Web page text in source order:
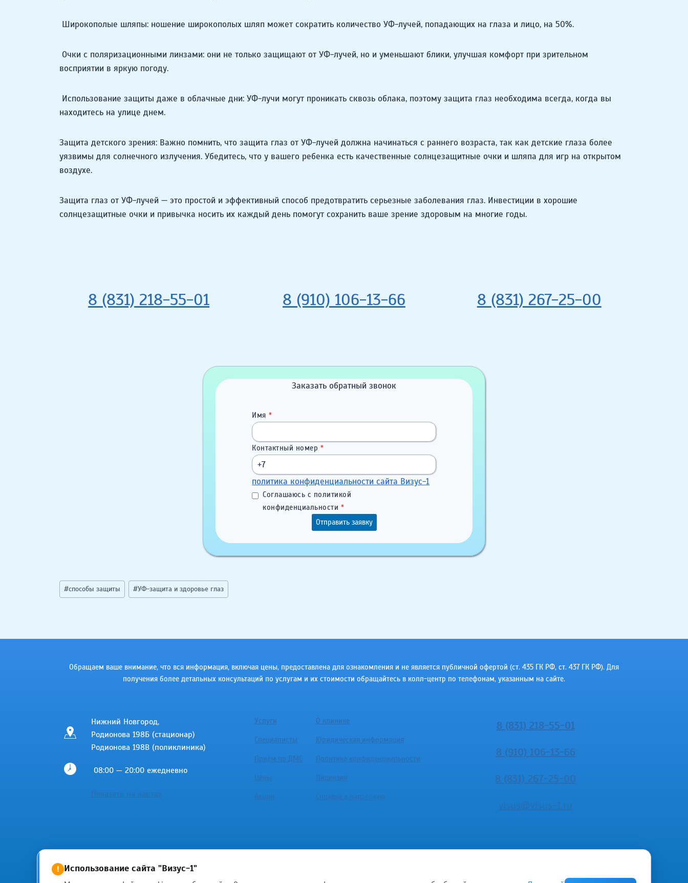
Широкополые шляпы: ношение широкополых шляп может сократить количество УФ-лучей, попадающих на глаза и лицо, на 50%.
Очки с поляризационными линзами: они не только защищают от УФ-лучей, но и уменьшают блики, улучшая комфорт при зрительном
восприятии в яркую погоду.
Использование защиты даже в облачные дни: УФ-лучи могут проникать сквозь облака, поэтому защита глаз необходима всегда, когда вы
находитесь на улице днем.
Защита детского зрения: Важно помнить, что защита глаз от УФ-лучей должна начинаться с раннего возраста, так как детские глаза более
уязвимы для солнечного излучения. Убедитесь, что у вашего ребенка есть качественные солнцезащитные очки и шляпа для игр на открытом
воздухе.
Защита глаз от УФ-лучей — это простой и эффективный способ предотвратить серьезные заболевания глаз. Инвестиции в хорошие
солнцезащитные очки и привычка носить их каждый день помогут сохранить ваше зрение здоровым на многие годы.
8 (831) 218-55-01 8 (910) 106-13-66 8 (831) 267-25-00
Заказать обратный звонок
Имя *
Контактный номер *
политика конфиденциальности сайта Визус-1
Соглашаюсь с политикой
конфиденциальности *
Отправить заявку
Метки
записи:
#способы защиты #УФ-защита и здоровье глаз
Обращаем ваше внимание, что вся информация, включая цены, предоставлена для ознакомления и не является публичной офертой (ст. 435 ГК РФ, cт. 437 ГК РФ). Для
получения более детальных консультаций по услугам и их стоимости обращайтесь в колл-центр по телефонам, указанным на сайте.
Нижний Новгород,
Родионова 198Б (стационар)
Родионова 198В (поликлиника)
08:00 — 20:00 ежедневно
Показать на картах
Услуги О клинике
Специалисты Юридическая информация
Приём по ДМС Политика конфиденциальности
Цены Лицензия
Акции Справка в налоговую
8 (831) 218-55-01
8 (910) 106-13-66
8 (831) 267-25-00
visus@visus-1.ru
! Использование сайта "Визус-1"